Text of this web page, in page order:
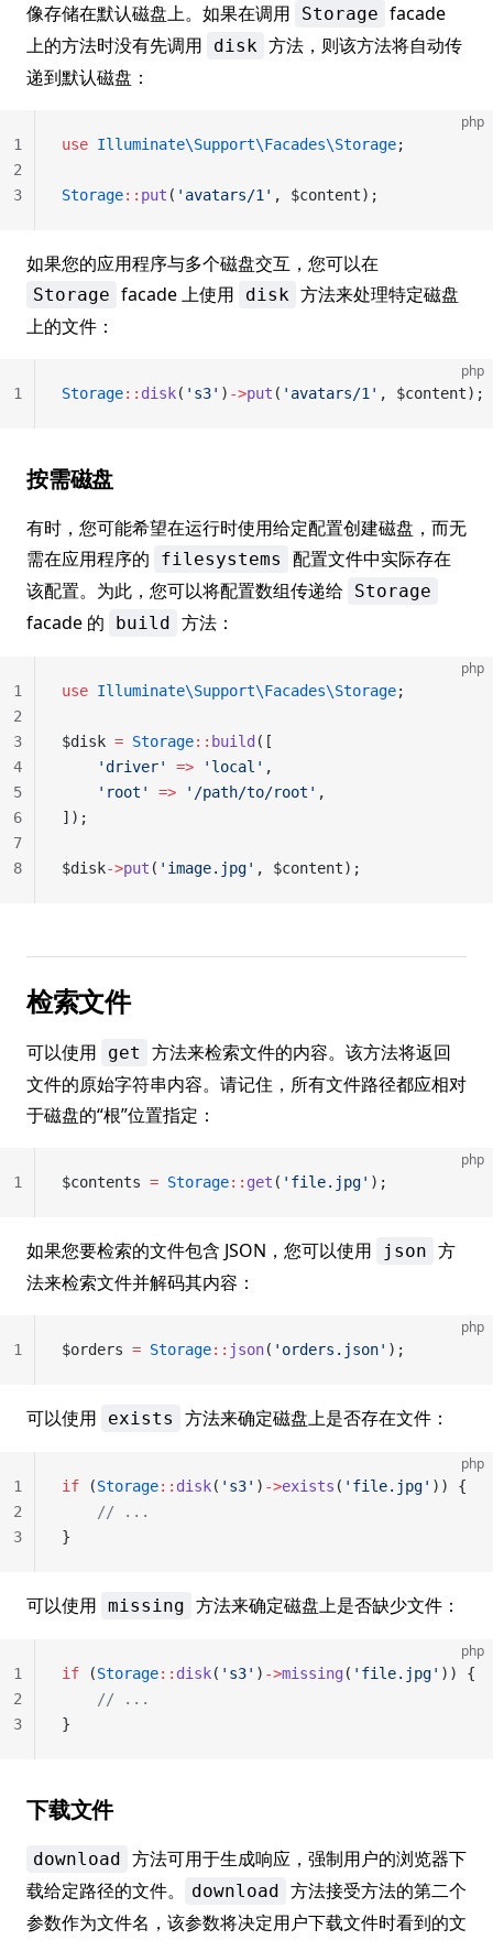
像存储在默认磁盘上。如果在调用 Storage facade
上的方法时没有先调用
disk 方法，则该方法将自动传
递到默认磁盘：
php
use Illuminate\Support\Facades\Storage;
Storage:: put ( 'avatars/1' , $content);
1
2
3
如果您的应用程序与多个磁盘交互，您可以在
Storage facade 上使用 disk 方法来处理特定磁盘
上的文件：
php
Storage:: disk( 's3' ) ->put ( 'avatars/1' , $content);
1
按需磁盘
有时，您可能希望在运行时使用给定配置创建磁盘，而无
需在应用程序的
filesystems
配置文件中实际存在
该配置。为此，您可以将配置数组传递给 Storage
facade 的 build 方法：
php
use Illuminate\Support\Facades\Storage;
$disk = Storage:: build ([
    'driver'
=> 'local' ,
    'root'
=> '/path/to/root' ,
]);
$disk->put ( 'image.jpg' , $content);
1
2
3
4
5
6
7
8
检索文件
可以使用 get
方法来检索文件的内容。该方法将返回
文件的原始字符串内容。请记住，所有文件路径都应相对
于磁盘的“根”位置指定：
php
$contents = Storage:: get ( 'file.jpg' );
1
如果您要检索的文件包含 JSON，您可以使用 json 方
法来检索文件并解码其内容：
php
$orders = Storage:: json( 'orders.json' );
1
可以使用 exists 方法来确定磁盘上是否存在文件：
php
if (Storage:: disk( 's3' ) ->exists ( 'file.jpg' )) {
    // ...
}
1
2
3
可以使用 missing 方法来确定磁盘上是否缺少文件：
php
if (Storage:: disk( 's3' ) ->missing ( 'file.jpg' )) {
    // ...
}
1
2
3
下载文件
download 方法可用于生成响应，强制用户的浏览器下
载给定路径的文件。
download 方法接受方法的第二个
参数作为文件名，该参数将决定用户下载文件时看到的文